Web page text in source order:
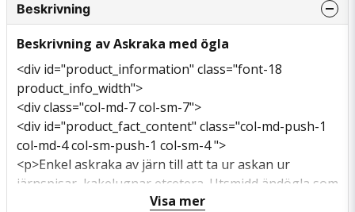
Beskrivning
Beskrivning av Askraka med ögla
<div id="product_information" class="font-18
product_info_width">
<div class="col-md-7 col-sm-7">
<div id="product_fact_content" class="col-md-push-1
col-md-4 col-sm-push-1 col-sm-4 ">
<p>Enkel askraka av järn till att ta ur askan ur
järnspisar, kakelugnar etcetera. Utsmidd ändögla som
passar att hänga upp på en krok.</p>
Visa mer